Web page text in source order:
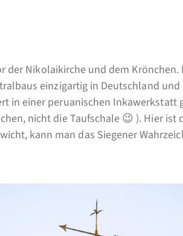
der Nikolaikirche und dem Krönchen.
einzigartig in Deutschland und
in einer peruanischen Inkawerkstatt
nicht die Taufschale 😉 ). Hier ist
kann man das Siegener